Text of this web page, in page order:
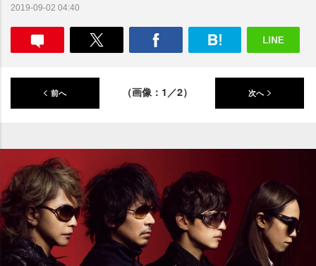
2019-09-02 04:40
前へ （画像：1／2） 次へ